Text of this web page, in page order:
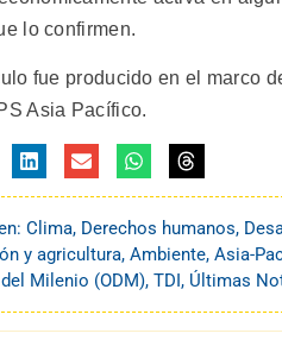
lo confirmen.
fue producido en el marco
Asia Pacífico.
Clima, Derechos humanos,
y agricultura, Ambiente, Asia-
Milenio (ODM), TDI, Últimas